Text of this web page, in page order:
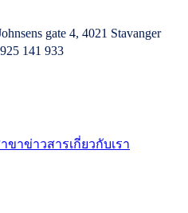
gate 4, 4021 Stavanger
141 933
ขาข่าวสารเกี่ยวกับเรา